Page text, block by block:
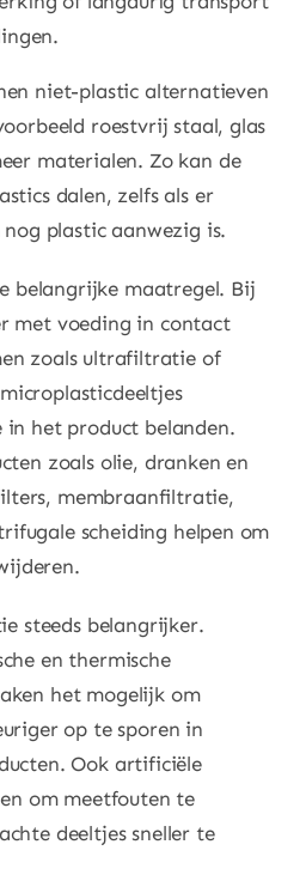
niet-plastic alternatieven
roestvrij staal, glas
materialen. Zo kan de
dalen, zelfs als er
plastic aanwezig is.
belangrijke maatregel. Bij
met voeding in contact
zoals ultrafiltratie of
in het product belanden.
zoals olie, dranken en
membraanfiltratie,
scheiding helpen om
steeds belangrijker.
en thermische
het mogelijk om
op te sporen in
Ook artificiële
om meetfouten te
deeltjes sneller te